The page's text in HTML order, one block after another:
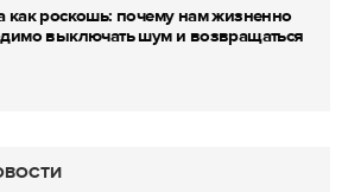
как роскошь: почему нам жизненно
выключать шум и возвращаться